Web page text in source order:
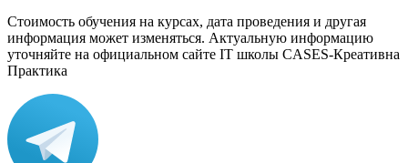
Страницы
Стоимость обучения на курсах, дата проведения и другая
информация может изменяться. Актуальную информацию
уточняйте на официальном сайте IT школы CASES-Креативна
Практика